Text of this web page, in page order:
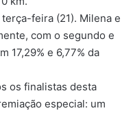
feira (21). Milena e
com o segundo e
17,29% e 6,77% da
os finalistas desta
especial: um